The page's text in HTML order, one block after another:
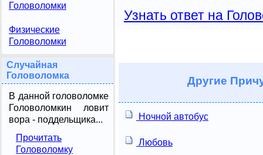
Головоломки
Физические
Головоломки
Случайная
Головоломка
В данной головоломке
Головоломкин ловит
вора - поддельщика...
Прочитать
Головоломку
Узнать ответ на
Другие
Ночной автобус
Любовь